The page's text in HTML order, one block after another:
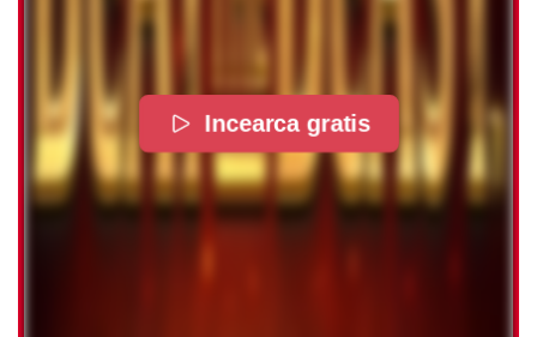
Incearca gratis